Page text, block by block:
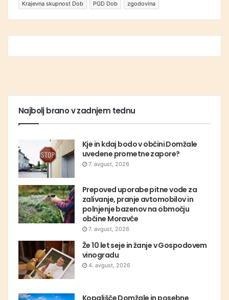
Krajevna skupnost Dob
PGD Dob zgodovina
Najbolj brano v zadnjem tednu
Kje in kdaj bodo v občini Domžale
uvedene prometne zapore?
7. avgust, 2026
Prepoved uporabe pitne vode za
zalivanje, pranje avtomobilov in
polnjenje bazenov na območju
občine Moravče
7. avgust, 2026
Že 10 let seje in žanje v Gospodovem
vinogradu
4. avgust, 2026
Kopališče Domžale in posebne